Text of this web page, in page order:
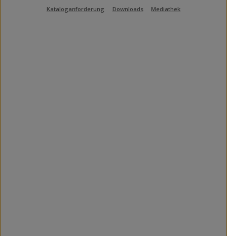
Kataloganforderung Downloads Mediathek